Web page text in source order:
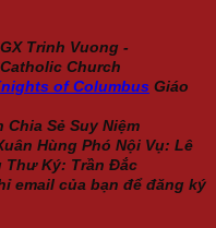
GX Trinh Vuong -
Church
of Columbus Giáo
Chia Sẻ Suy Niệm
Hùng Phó Nội Vụ: Lê
Thư Ký: Trần Đắc
email của bạn để đăng ký